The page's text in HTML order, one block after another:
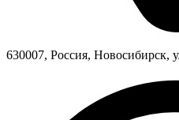
630007, Россия, Новосибирск,